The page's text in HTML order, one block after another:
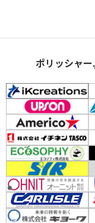
ポリッシャ